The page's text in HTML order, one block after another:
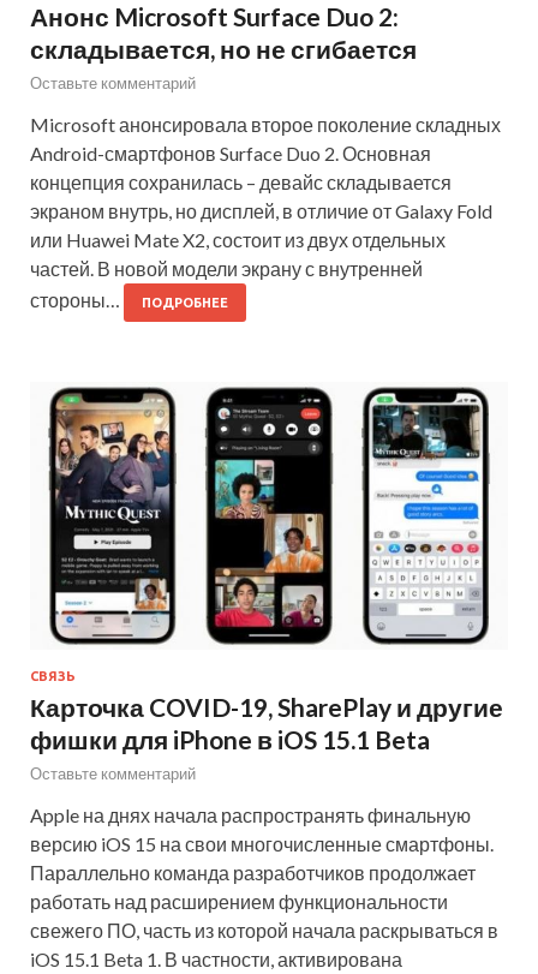
Анонс Microsoft Surface Duo 2:
складывается, но не сгибается
Оставьте комментарий
Microsoft анонсировала второе поколение складных
Android-смартфонов Surface Duo 2. Основная
концепция сохранилась – девайс складывается
экраном внутрь, но дисплей, в отличие от Galaxy Fold
или Huawei Mate X2, состоит из двух отдельных
частей. В новой модели экрану с внутренней
стороны…
ПОДРОБНЕЕ
СВЯЗЬ
Карточка COVID-19, SharePlay и другие
фишки для iPhone в iOS 15.1 Beta
Оставьте комментарий
Apple на днях начала распространять финальную
версию iOS 15 на свои многочисленные смартфоны.
Параллельно команда разработчиков продолжает
работать над расширением функциональности
свежего ПО, часть из которой начала раскрываться в
iOS 15.1 Beta 1. В частности, активирована